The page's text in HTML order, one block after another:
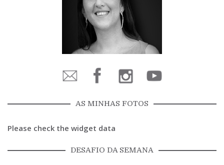
AS MINHAS FOTOS
Please check the widget data
DESAFIO DA SEMANA